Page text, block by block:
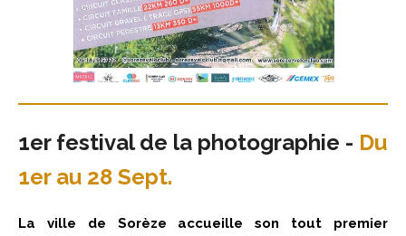
1er festival de la photographie - Du
1er au 28 Sept.
La ville de Sorèze accueille son tout premier